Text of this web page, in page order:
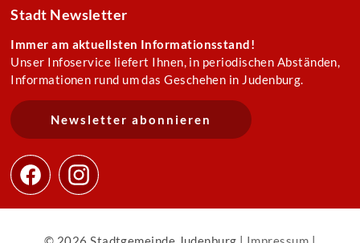
Stadt Newsletter
Immer am aktuellsten Informationsstand!
Unser Infoservice liefert Ihnen, in periodischen Abständen,
Informationen rund um das Geschehen in Judenburg.
Newsletter abonnieren